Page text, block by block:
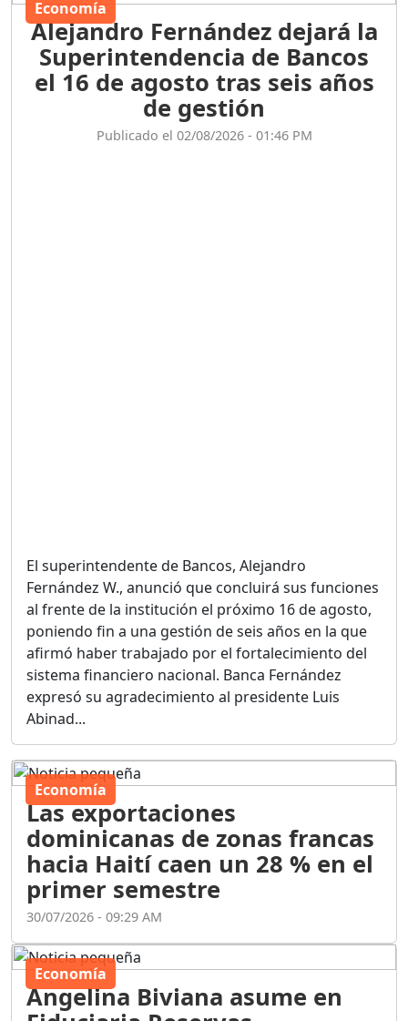
Economía
Alejandro Fernández dejará la
Superintendencia de Bancos
el 16 de agosto tras seis años
de gestión
Publicado el 02/08/2026 - 01:46 PM
El superintendente de Bancos, Alejandro
Fernández W., anunció que concluirá sus funciones
al frente de la institución el próximo 16 de agosto,
poniendo fin a una gestión de seis años en la que
afirmó haber trabajado por el fortalecimiento del
sistema financiero nacional. Banca Fernández
expresó su agradecimiento al presidente Luis
Abinad...
Economía
Las exportaciones
dominicanas de zonas francas
hacia Haití caen un 28 % en el
primer semestre
30/07/2026 - 09:29 AM
Economía
Angelina Biviana asume en